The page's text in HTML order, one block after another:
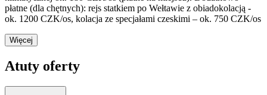
płatne (dla chętnych): rejs statkiem po Wełtawie z obiadokolacją -
ok. 1200 CZK/os, kolacja ze specjałami czeskimi – ok. 750 CZK/os
Więcej
Atuty oferty